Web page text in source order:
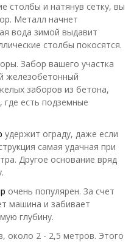
столбы и натянув сетку, вы
Металл начнет
вода зимой выдавит
столбы покосятся.
Забор вашего участка
железобетонный
заборов из бетона,
есть подземные
удержит ограду, даже если
самая удачная при
Другое основание вряд
очень популярен. За счет
машина и забивает
глубину.
около 2 - 2,5 метров. Этого